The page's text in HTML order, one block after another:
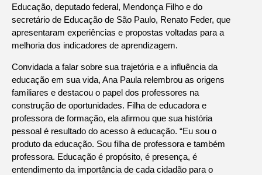
Educação, deputado federal, Mendonça Filho e do
secretário de Educação de São Paulo, Renato Feder, que
apresentaram experiências e propostas voltadas para a
melhoria dos indicadores de aprendizagem.
Convidada a falar sobre sua trajetória e a influência da
educação em sua vida, Ana Paula relembrou as origens
familiares e destacou o papel dos professores na
construção de oportunidades. Filha de educadora e
professora de formação, ela afirmou que sua história
pessoal é resultado do acesso à educação. “Eu sou o
produto da educação. Sou filha de professora e também
professora. Educação é propósito, é presença, é
entendimento da importância de cada cidadão para o